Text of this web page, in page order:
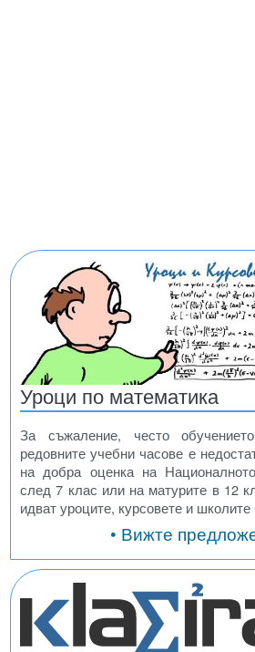
Уроци по математика
За съжаление, често
редовните учебни часове е
на добра оценка на
след 7 клас или на матурите в 12
идват уроците, курсовете и
• Вижте